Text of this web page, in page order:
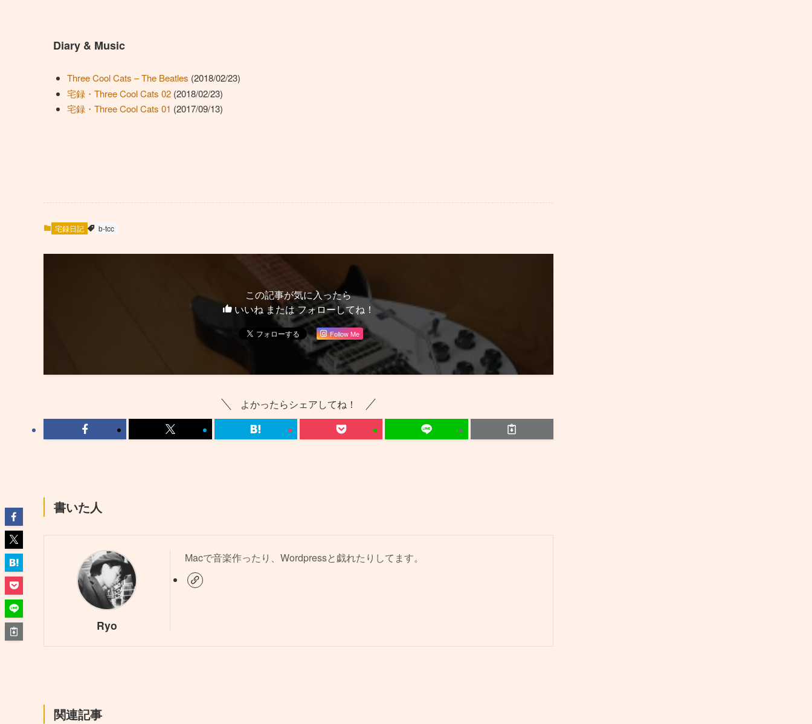
Diary & Music
Three Cool Cats – The Beatles (2018/02/23)
宅録・Three Cool Cats 02(2018/02/23)
宅録・Three Cool Cats 01 (2017/09/13)
宅録日記 b-tcc
この記事が気に入ったら
いいね または フォローしてね！
Follow Me
よかったらシェアしてね！
書いた人
Ryo
Macで音楽作ったり、Wordpressと戯れたりしてます。
関連記事